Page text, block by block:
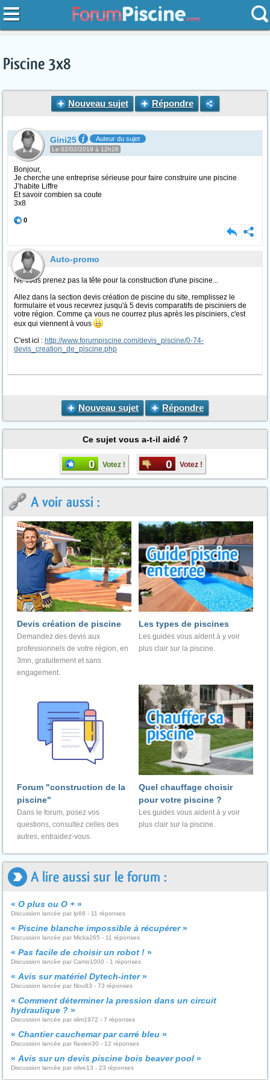
Piscine 3x8
Nouveau sujet Répondre
Gini25 Auteur du sujet
Le 02/02/2019 à 12h28
Bonjour,
Je cherche une entreprise sérieuse pour faire construire une piscine
J’habite Liffre
Et savoir combien sa coute
3x8
0
Auto-promo
Ne vous prenez pas la tête pour la construction d'une piscine...
Allez dans la section devis création de piscine du site, remplissez le
formulaire et vous recevrez jusqu'à 5 devis comparatifs de pisciniers de
votre région. Comme ça vous ne courrez plus après les pisciniers, c'est
eux qui viennent à vous
C'est ici : http://www.forumpiscine.com/devis_piscine/0-74-
devis_creation_de_piscine.php
Nouveau sujet Répondre
Ce sujet vous a-t-il aidé ?
0 Votez ! 0 Votez !
A voir aussi :
Devis création de piscine
Demandez des devis aux
professionnels de votre région, en
3mn, gratuitement et sans
engagement.
Les types de piscines
Les guides vous aident à y voir
plus clair sur la piscine.
Forum "construction de la
piscine"
Dans le forum, posez vos
questions, consultez celles des
autres, entraidez-vous.
Quel chauffage choisir
pour votre piscine ?
Les guides vous aident à y voir
plus clair sur la piscine.
A lire aussi sur le forum :
« O plus ou O + »
Discussion lancée par lp66 - 11 réponses
« Piscine blanche impossible à récupérer»
Discussion lancée par Micka265 - 11 réponses
« Pas facile de choisir un robot ! »
Discussion lancée par Camo1000 - 1 réponses
« Avis sur matériel Dytech-inter»
Discussion lancée par filou83 - 73 réponses
« Comment déterminer la pression dans un circuit
hydraulique ? »
Discussion lancée par slim1972 - 7 réponses
« Chantier cauchemar par carré bleu »
Discussion lancée par flavien30 - 12 réponses
« Avis sur un devis piscine bois beaver pool »
Discussion lancée par olive13 - 23 réponses